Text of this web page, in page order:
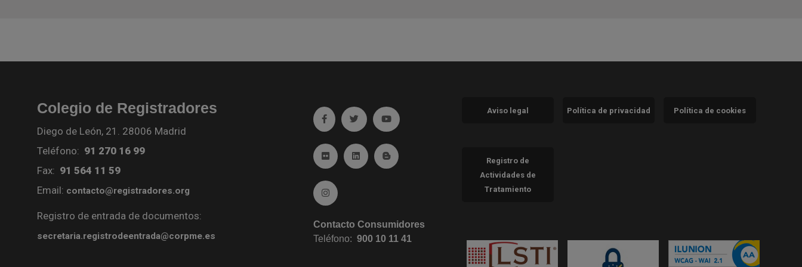
Colegio de Registradores
Diego de León, 21. 28006 Madrid
Teléfono: 91 270 16 99
Fax: 91 564 11 59
Email: contacto@registradores.org
Registro de entrada de documentos:
secretaria.registrodeentrada@corpme.es
Ir a facebook (abre en ventana nueva)
Ir a twitter (abre en ventana nueva)
Ir a YouTube (abre en ventana nueva)
Ir a Flickr (abre en ventana nueva)
Ir a Linkedin (abre en ventana nueva)
Ir al Blog (abre en ventana nueva)
Ir a Instagram (abre en ventana nueva)
Contacto Consumidores
Teléfono:900 10 11 41
Aviso legal Política de privacidad Política de cookies
Registro de
Actividades de
Tratamiento